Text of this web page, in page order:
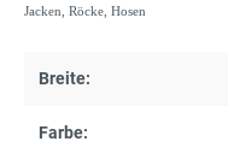
Jacken, Röcke, Hosen
Breite:
Farbe: